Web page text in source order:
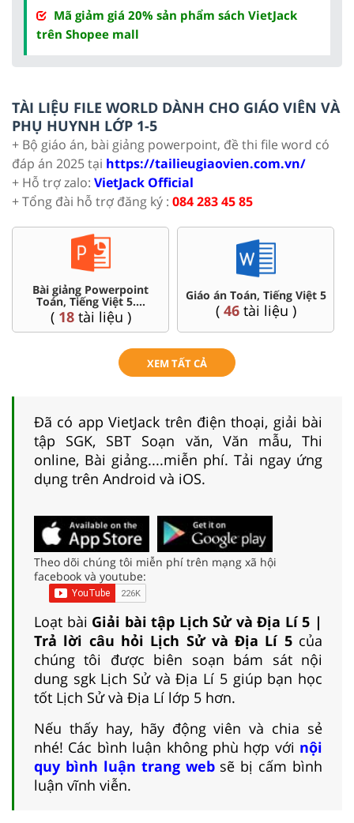
Mã giảm giá 20% sản phẩm sách VietJack
trên Shopee mall
TÀI LIỆU FILE WORLD DÀNH CHO GIÁO VIÊN VÀ
PHỤ HUYNH LỚP 1-5
+ Bộ giáo án, bài giảng powerpoint, đề thi file word có
đáp án 2025 tại https://tailieugiaovien.com.vn/
+ Hỗ trợ zalo: VietJack Official
+ Tổng đài hỗ trợ đăng ký : 084 283 45 85
Giáo án Toán, Tiếng Việt 5
(46tài liệu )
Chuyên đề dạy thêm Toán,
Tiếng Việt ...5
( 36tài liệu )
XEM TẤT CẢ
Đã có app VietJack trên điện thoại, giải bài
tập SGK, SBT Soạn văn, Văn mẫu, Thi
online, Bài giảng....miễn phí. Tải ngay ứng
dụng trên Android và iOS.
Theo dõi chúng tôi miễn phí trên mạng xã hội
facebook và youtube:
Loạt bài Giải bài tập Lịch Sử và Địa Lí 5 |
Trả lời câu hỏi Lịch Sử và Địa Lí 5của
chúng tôi được biên soạn bám sát nội
dung sgk Lịch Sử và Địa Lí 5 giúp bạn học
tốt Lịch Sử và Địa Lí lớp 5 hơn.
Nếu thấy hay, hãy động viên và chia sẻ
nhé! Các bình luận không phù hợp với nội
quy bình luận trang websẽ bị cấm bình
luận vĩnh viễn.